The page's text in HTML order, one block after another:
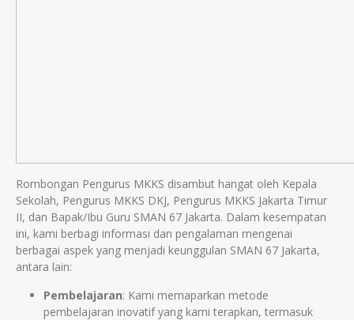
Rombongan Pengurus MKKS disambut hangat oleh Kepala
Sekolah, Pengurus MKKS DKJ, Pengurus MKKS Jakarta Timur
II, dan Bapak/Ibu Guru SMAN 67 Jakarta. Dalam kesempatan
ini, kami berbagi informasi dan pengalaman mengenai
berbagai aspek yang menjadi keunggulan SMAN 67 Jakarta,
antara lain:
Pembelajaran: Kami memaparkan metode
pembelajaran inovatif yang kami terapkan, termasuk